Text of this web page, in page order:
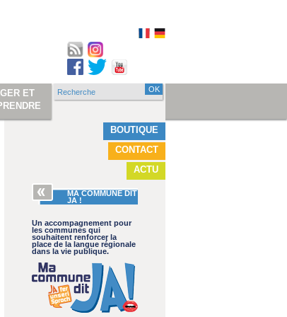
BOUTIQUE
CONTACT
ACTU
MA COMMUNE DIT
JA !
Un accompagnement pour
les communes qui
souhaitent renforcer la
place de la langue régionale
dans la vie publique.
ET
Formulaire de
Recherche